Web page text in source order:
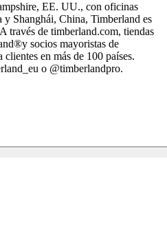
EE. UU., con oficinas
y Shanghái, China, Timberland es
través de timberland.com, tiendas
socios mayoristas de
en más de 100 países.
o @timberlandpro.